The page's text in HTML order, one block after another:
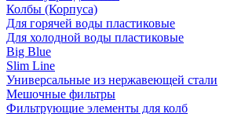
Колбы (Корпуса)
Для горячей воды пластиковые
Для холодной воды пластиковые
Big Blue
Slim Line
Универсальные из нержавеющей стали
Мешочные фильтры
Фильтрующие элементы для колб